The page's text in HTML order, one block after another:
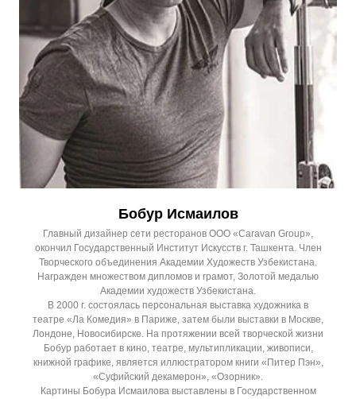
Бобур Исмаилов
Главный дизайнер сети ресторанов ООО «Caravan Group»,
окончил Государственный Институт Искусств г. Ташкента. Член
Творческого объединения Академии Художеств Узбекистана.
Награжден множеством дипломов и грамот, Золотой медалью
Академии художеств Узбекистана.
В 2000 г. состоялась персональная выставка художника в
театре «Ла Комедия» в Париже, затем были выставки в Москве,
Лондоне, Новосибирске. На протяжении всей творческой жизни
Бобур работает в кино, театре, мультипликации, живописи,
книжной графике, является иллюстратором книги «Питер Пэн»,
«Суфийский декамерон», «Озорник».
Картины Бобура Исмаилова выставлены в Государственном